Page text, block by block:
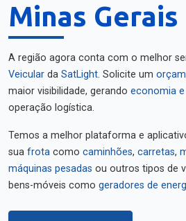
Minas Gerais
A região agora conta com o melhor
Veicular da SatLight. Solicite um
maior visibilidade, gerando economia
operação logística.
Temos a melhor plataforma e
sua frota como caminhões, carretas,
máquinas pesadas ou outros tipos de
bens-móveis como geradores de